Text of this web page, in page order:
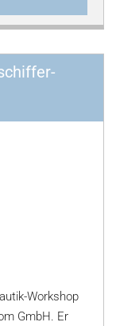
Workshop
GmbH. Er